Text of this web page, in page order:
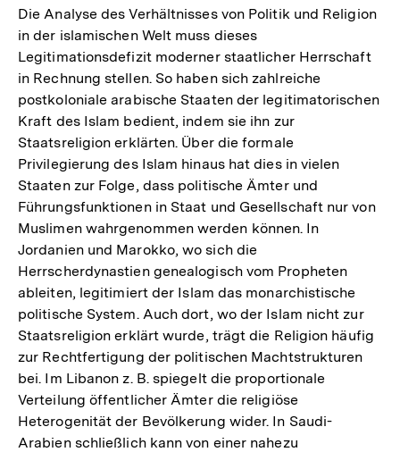
der
Fußnote
Die Analyse des Verhältnisses von Politik und Religion
in der islamischen Welt muss dieses
Legitimationsdefizit moderner staatlicher Herrschaft
in Rechnung stellen. So haben sich zahlreiche
postkoloniale arabische Staaten der legitimatorischen
Kraft des Islam bedient, indem sie ihn zur
Staatsreligion erklärten. Über die formale
Privilegierung des Islam hinaus hat dies in vielen
Staaten zur Folge, dass politische Ämter und
Führungsfunktionen in Staat und Gesellschaft nur von
Muslimen wahrgenommen werden können. In
Jordanien und Marokko, wo sich die
Herrscherdynastien genealogisch vom Propheten
ableiten, legitimiert der Islam das monarchistische
politische System. Auch dort, wo der Islam nicht zur
Staatsreligion erklärt wurde, trägt die Religion häufig
zur Rechtfertigung der politischen Machtstrukturen
bei. Im Libanon z. B. spiegelt die proportionale
Verteilung öffentlicher Ämter die religiöse
Heterogenität der Bevölkerung wider. In Saudi-
Arabien schließlich kann von einer nahezu